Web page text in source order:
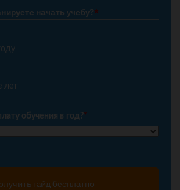
начать учебу?*
лет
обучения в год?*
гайд бесплатно